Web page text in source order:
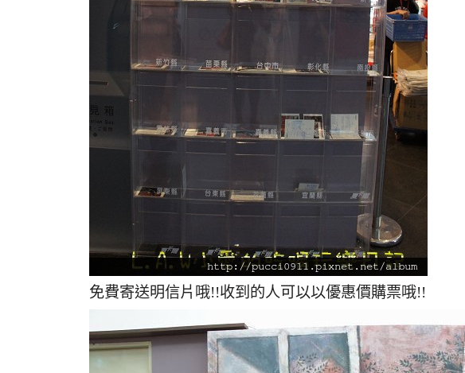
免費寄送明信片哦!!收到的人可以以優惠價購票哦!!